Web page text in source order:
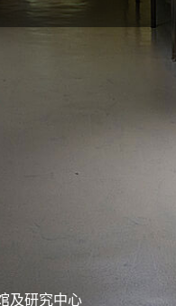
及研究中心